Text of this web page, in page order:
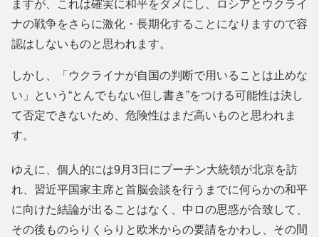
ますが、これは確実に和平をダメにし、ロシアとウクライ
ナの戦争をさらに激化・長期化することになりますので容
認はしないものと思われます。
しかし、「ウクライナが自国の判断で用いることは止めな
い」という“とんでもない但し書き”をつける可能性は決し
て否定できないため、危険性はまだ高いものと思われま
す。
ゆえに、個人的には9月3日にプーチン大統領が北京を訪
れ、習近平国家主席と首脳会談を行うまでに何らかの和平
に向けた結論が出ることはなく、中ロの思惑が合致して、
その後ものらりくらりと欧米からの要請をかわし、その間